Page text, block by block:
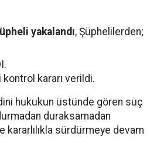
yakalandı, Şüphelilerden;
kontrol kararı verildi.
hukukun üstünde gören suç
duraksamadan
kararlılıkla sürdürmeye devam